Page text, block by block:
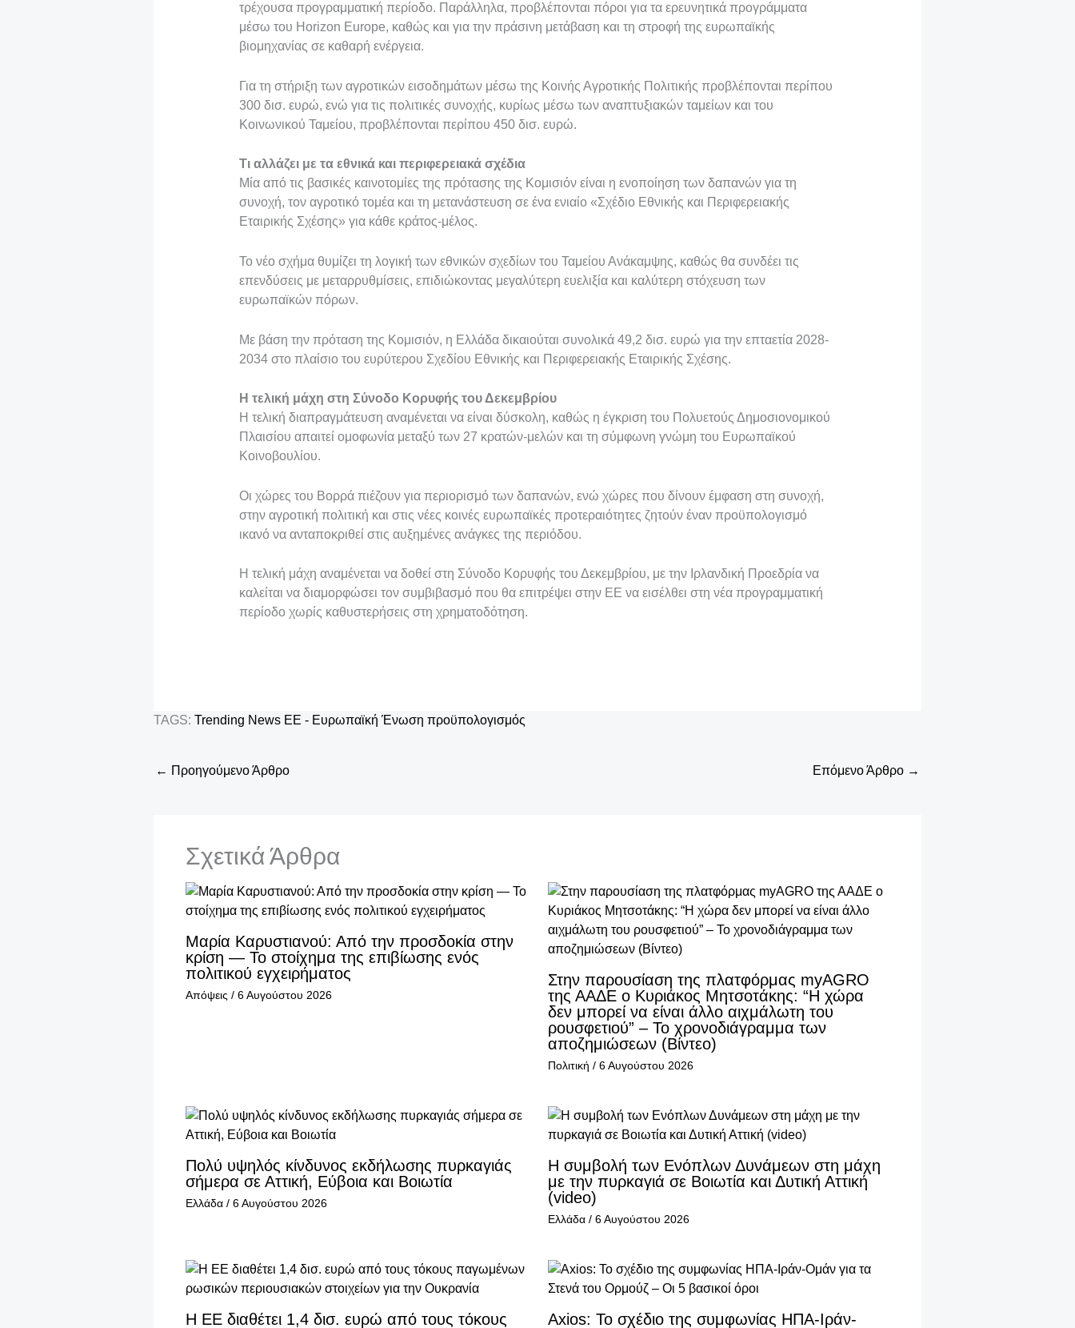
τρέχουσα προγραμματική περίοδο. Παράλληλα, προβλέπονται πόροι για τα ερευνητικά προγράμματα
μέσω του Horizon Europe, καθώς και για την πράσινη μετάβαση και τη στροφή της ευρωπαϊκής
βιομηχανίας σε καθαρή ενέργεια.
Για τη στήριξη των αγροτικών εισοδημάτων μέσω της Κοινής Αγροτικής Πολιτικής προβλέπονται περίπου
300 δισ. ευρώ, ενώ για τις πολιτικές συνοχής, κυρίως μέσω των αναπτυξιακών ταμείων και του
Κοινωνικού Ταμείου, προβλέπονται περίπου 450 δισ. ευρώ.
Τι αλλάζει με τα εθνικά και περιφερειακά σχέδια
Μία από τις βασικές καινοτομίες της πρότασης της Κομισιόν είναι η ενοποίηση των δαπανών για τη
συνοχή, τον αγροτικό τομέα και τη μετανάστευση σε ένα ενιαίο «Σχέδιο Εθνικής και Περιφερειακής
Εταιρικής Σχέσης» για κάθε κράτος-μέλος.
Το νέο σχήμα θυμίζει τη λογική των εθνικών σχεδίων του Ταμείου Ανάκαμψης, καθώς θα συνδέει τις
επενδύσεις με μεταρρυθμίσεις, επιδιώκοντας μεγαλύτερη ευελιξία και καλύτερη στόχευση των
ευρωπαϊκών πόρων.
Με βάση την πρόταση της Κομισιόν, η Ελλάδα δικαιούται συνολικά 49,2 δισ. ευρώ για την επταετία 2028-
2034 στο πλαίσιο του ευρύτερου Σχεδίου Εθνικής και Περιφερειακής Εταιρικής Σχέσης.
Η τελική μάχη στη Σύνοδο Κορυφής του Δεκεμβρίου
Η τελική διαπραγμάτευση αναμένεται να είναι δύσκολη, καθώς η έγκριση του Πολυετούς Δημοσιονομικού
Πλαισίου απαιτεί ομοφωνία μεταξύ των 27 κρατών-μελών και τη σύμφωνη γνώμη του Ευρωπαϊκού
Κοινοβουλίου.
Οι χώρες του Βορρά πιέζουν για περιορισμό των δαπανών, ενώ χώρες που δίνουν έμφαση στη συνοχή,
στην αγροτική πολιτική και στις νέες κοινές ευρωπαϊκές προτεραιότητες ζητούν έναν προϋπολογισμό
ικανό να ανταποκριθεί στις αυξημένες ανάγκες της περιόδου.
Η τελική μάχη αναμένεται να δοθεί στη Σύνοδο Κορυφής του Δεκεμβρίου, με την Ιρλανδική Προεδρία να
καλείται να διαμορφώσει τον συμβιβασμό που θα επιτρέψει στην ΕΕ να εισέλθει στη νέα προγραμματική
περίοδο χωρίς καθυστερήσεις στη χρηματοδότηση.
TAGS: Trending News ΕΕ - Ευρωπαϊκή Ένωση προϋπολογισμός
← Προηγούμενο Άρθρο Επόμενο Άρθρο →
Σχετικά Άρθρα
Μαρία Καρυστιανού: Από την προσδοκία στην
κρίση — Το στοίχημα της επιβίωσης ενός
πολιτικού εγχειρήματος
Απόψεις / 6 Αυγούστου 2026
Στην παρουσίαση της πλατφόρμας myAGRO
της ΑΑΔΕ ο Κυριάκος Μητσοτάκης: “Η χώρα
δεν μπορεί να είναι άλλο αιχμάλωτη του
ρουσφετιού” – Το χρονοδιάγραμμα των
αποζημιώσεων (Βίντεο)
Πολιτική / 6 Αυγούστου 2026
Πολύ υψηλός κίνδυνος εκδήλωσης πυρκαγιάς
σήμερα σε Αττική, Εύβοια και Βοιωτία
Ελλάδα / 6 Αυγούστου 2026
Η συμβολή των Ενόπλων Δυνάμεων στη μάχη
με την πυρκαγιά σε Βοιωτία και Δυτική Αττική
(video)
Ελλάδα/ 6 Αυγούστου 2026
Η ΕΕ διαθέτει 1,4 δισ. ευρώ από τους τόκους
Axios: Το σχέδιο της συμφωνίας ΗΠΑ-Ιράν-